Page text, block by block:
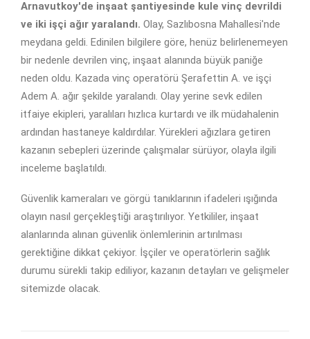
Arnavutkoy'de inşaat şantiyesinde kule vinç devrildi
ve iki işçi ağır yaralandı. Olay, Sazlıbosna Mahallesi'nde
meydana geldi. Edinilen bilgilere göre, henüz belirlenemeyen
bir nedenle devrilen vinç, inşaat alanında büyük paniğe
neden oldu. Kazada vinç operatörü Şerafettin A. ve işçi
Adem A. ağır şekilde yaralandı. Olay yerine sevk edilen
itfaiye ekipleri, yaralıları hızlıca kurtardı ve ilk müdahalenin
ardından hastaneye kaldırdılar. Yürekleri ağızlara getiren
kazanın sebepleri üzerinde çalışmalar sürüyor, olayla ilgili
inceleme başlatıldı.
Güvenlik kameraları ve görgü tanıklarının ifadeleri ışığında
olayın nasıl gerçekleştiği araştırılıyor. Yetkililer, inşaat
alanlarında alınan güvenlik önlemlerinin artırılması
gerektiğine dikkat çekiyor. İşçiler ve operatörlerin sağlık
durumu sürekli takip ediliyor, kazanın detayları ve gelişmeler
sitemizde olacak.